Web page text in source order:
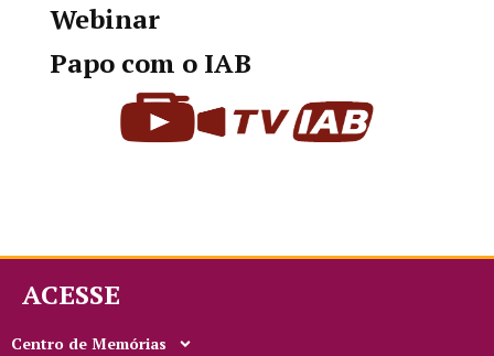
Webinar
Papo com o IAB
ACESSE
Centro de Memórias